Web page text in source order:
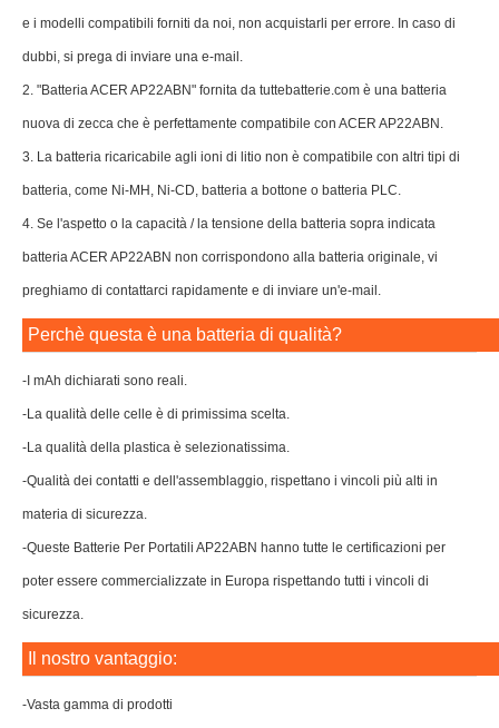
e i modelli compatibili forniti da noi, non acquistarli per errore. In caso di
dubbi, si prega di inviare una e-mail.
2. "Batteria ACER AP22ABN" fornita da tuttebatterie.com è una batteria
nuova di zecca che è perfettamente compatibile con ACER AP22ABN.
3. La batteria ricaricabile agli ioni di litio non è compatibile con altri tipi di
batteria, come Ni-MH, Ni-CD, batteria a bottone o batteria PLC.
4. Se l'aspetto o la capacità / la tensione della batteria sopra indicata
batteria ACER AP22ABN non corrispondono alla batteria originale, vi
preghiamo di contattarci rapidamente e di inviare un'e-mail.
Perchè questa è una batteria di qualità?
-I mAh dichiarati sono reali.
-La qualità delle celle è di primissima scelta.
-La qualità della plastica è selezionatissima.
-Qualità dei contatti e dell'assemblaggio, rispettano i vincoli più alti in
materia di sicurezza.
-Queste Batterie Per Portatili AP22ABN hanno tutte le certificazioni per
poter essere commercializzate in Europa rispettando tutti i vincoli di
sicurezza.
Il nostro vantaggio:
-Vasta gamma di prodotti